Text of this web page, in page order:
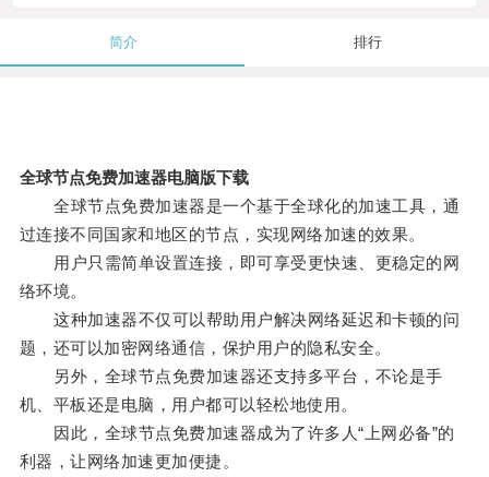
简介 排行
全球节点免费加速器电脑版下载
全球节点免费加速器是一个基于全球化的加速工具，通
过连接不同国家和地区的节点，实现网络加速的效果。
用户只需简单设置连接，即可享受更快速、更稳定的网
络环境。
这种加速器不仅可以帮助用户解决网络延迟和卡顿的问
题，还可以加密网络通信，保护用户的隐私安全。
另外，全球节点免费加速器还支持多平台，不论是手
机、平板还是电脑，用户都可以轻松地使用。
因此，全球节点免费加速器成为了许多人“上网必备”的
利器，让网络加速更加便捷。